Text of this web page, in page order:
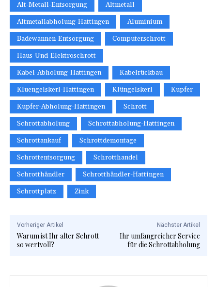
Alt-Metall-Entsorgung
Altmetall
Altmetallabholung-Hattingen
Aluminium
Badewannen-Entsorgung
Computerschrott
Haus-Und-Elektroschrott
Kabel-Abholung-Hattingen
Kabelrückbau
Kluengelskerl-Hattingen
Klüngelskerl
Kupfer
Kupfer-Abholung-Hattingen
Schrott
Schrottabholung
Schrottabholung-Hattingen
Schrottankauf
Schrottdemontage
Schrottentsorgung
Schrotthandel
Schrotthändler
Schrotthändler-Hattingen
Schrottplatz
Zink
Vorheriger Artikel
Warum ist Ihr alter Schrott
so wertvoll?
Nächster Artikel
Ihr umfangreicher Service
für die Schrottabholung